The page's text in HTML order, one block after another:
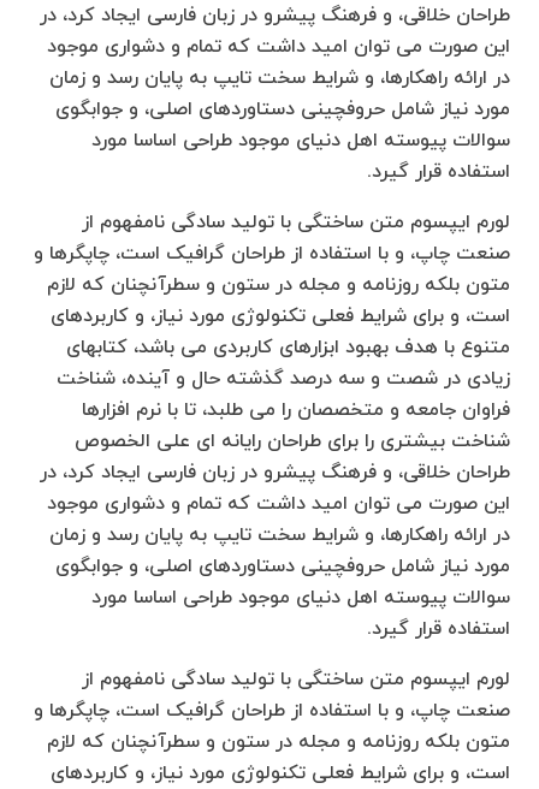
طراحان خلاقی، و فرهنگ پیشرو در زبان فارسی ایجاد کرد، در
این صورت می توان امید داشت که تمام و دشواری موجود
در ارائه راهکارها، و شرایط سخت تایپ به پایان رسد و زمان
مورد نیاز شامل حروفچینی دستاوردهای اصلی، و جوابگوی
سوالات پیوسته اهل دنیای موجود طراحی اساسا مورد
استفاده قرار گیرد.
لورم ایپسوم متن ساختگی با تولید سادگی نامفهوم از
صنعت چاپ، و با استفاده از طراحان گرافیک است، چاپگرها و
متون بلکه روزنامه و مجله در ستون و سطرآنچنان که لازم
است، و برای شرایط فعلی تکنولوژی مورد نیاز، و کاربردهای
متنوع با هدف بهبود ابزارهای کاربردی می باشد، کتابهای
زیادی در شصت و سه درصد گذشته حال و آینده، شناخت
فراوان جامعه و متخصصان را می طلبد، تا با نرم افزارها
شناخت بیشتری را برای طراحان رایانه ای علی الخصوص
طراحان خلاقی، و فرهنگ پیشرو در زبان فارسی ایجاد کرد، در
این صورت می توان امید داشت که تمام و دشواری موجود
در ارائه راهکارها، و شرایط سخت تایپ به پایان رسد و زمان
مورد نیاز شامل حروفچینی دستاوردهای اصلی، و جوابگوی
سوالات پیوسته اهل دنیای موجود طراحی اساسا مورد
استفاده قرار گیرد.
لورم ایپسوم متن ساختگی با تولید سادگی نامفهوم از
صنعت چاپ، و با استفاده از طراحان گرافیک است، چاپگرها و
متون بلکه روزنامه و مجله در ستون و سطرآنچنان که لازم
است، و برای شرایط فعلی تکنولوژی مورد نیاز، و کاربردهای